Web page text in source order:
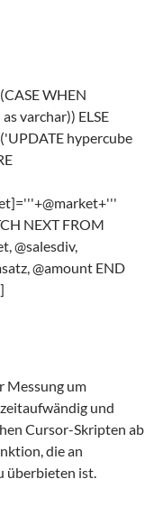
WHEN
varchar)) ELSE
hypercube
NEXT FROM
@salesdiv,
@amount END
Messung um
und
Cursor-Skripten ab
die an
überbieten ist.